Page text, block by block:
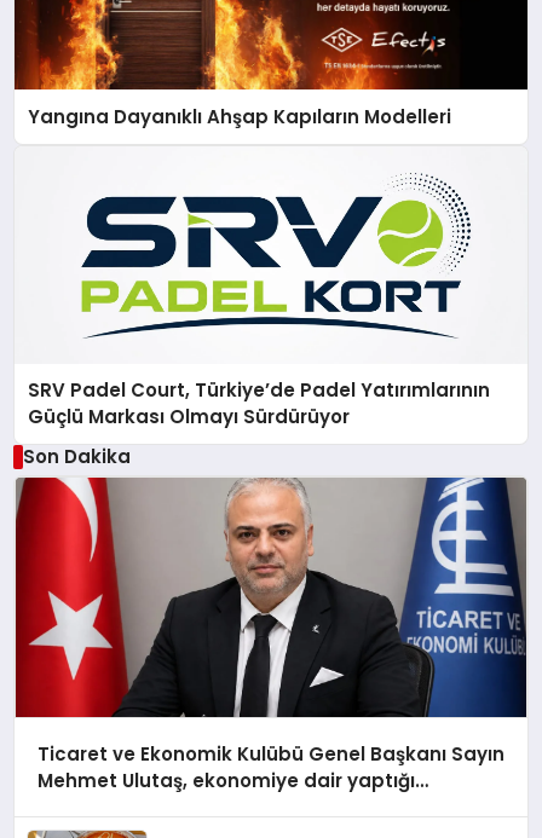
Yangına Dayanıklı Ahşap Kapıların Modelleri
SRV Padel Court, Türkiye’de Padel Yatırımlarının
Güçlü Markası Olmayı Sürdürüyor
Son Dakika
Ticaret ve Ekonomik Kulübü Genel Başkanı Sayın
Mehmet Ulutaş, ekonomiye dair yaptığı